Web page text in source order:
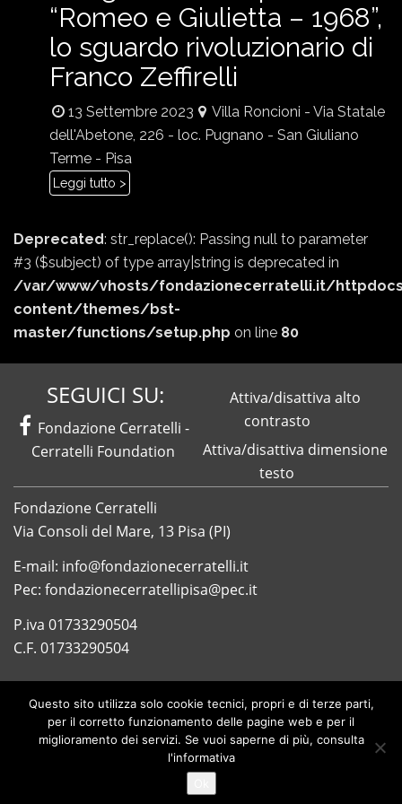
“Romeo e Giulietta – 1968”,
lo sguardo rivoluzionario di
Franco Zeffirelli
13 Settembre 2023
Villa Roncioni - Via Statale
dell'Abetone, 226 - loc. Pugnano - San Giuliano
Terme - Pisa
Leggi tutto >
Deprecated: str_replace(): Passing null to parameter
#3 ($subject) of type array|string is deprecated in
/var/www/vhosts/fondazionecerratelli.it/
content/themes/bst-
master/functions/setup.php on line 80
Attiva/disattiva alto
contrasto
Attiva/disattiva dimensione
testo
SEGUICI SU:
Facebook
Fondazione Cerratelli -
Cerratelli Foundation
Fondazione Cerratelli
Via Consoli del Mare, 13 Pisa (PI)
E-mail: info@fondazionecerratelli.it
Pec: fondazionecerratellipisa@pec.it
P.iva 01733290504
C.F. 01733290504
© 2019 Fondazione Cerratelli
Questo sito utilizza solo cookie tecnici, propri e di terze parti,
per il corretto funzionamento delle pagine web e per il
miglioramento dei servizi. Se vuoi saperne di più, consulta
l'informativa